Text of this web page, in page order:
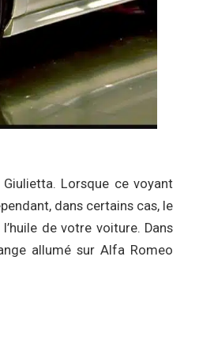
Lorsque ce voyant
dans certains cas, le
de votre voiture. Dans
allumé sur Alfa Romeo